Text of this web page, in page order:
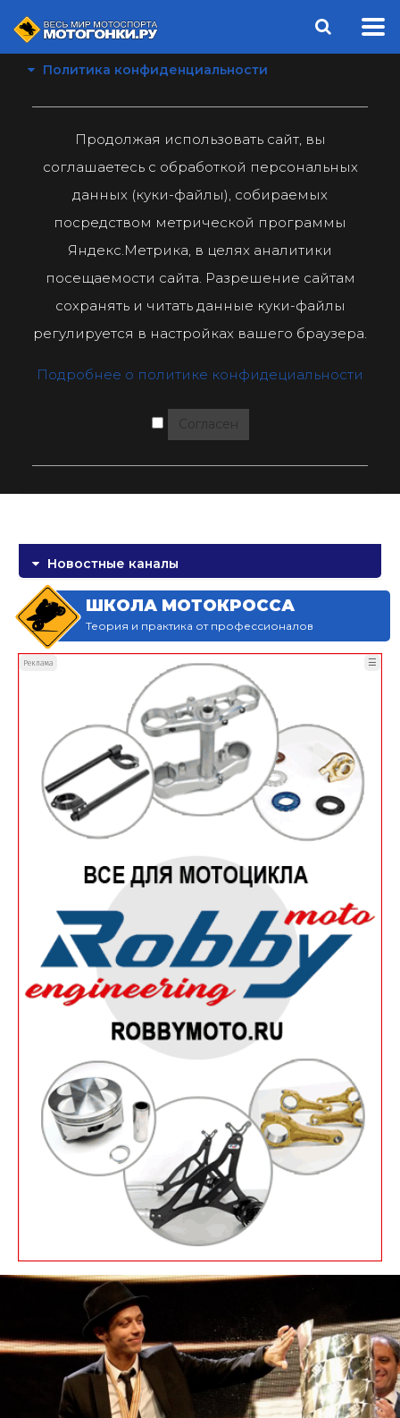
Политика конфиденциальности
Продолжая использовать сайт, вы
соглашаетесь с обработкой персональных
данных (куки-файлы), собираемых
посредством метрической программы
Яндекс.Метрика, в целях аналитики
посещаемости сайта. Разрешение сайтам
сохранять и читать данные куки-файлы
регулируется в настройках вашего браузера.
Подробнее о политике конфидециальности
Согласен
Новостные каналы
ШКОЛА МОТОКРОССА
Теория и практика от профессионалов
Реклама ☰